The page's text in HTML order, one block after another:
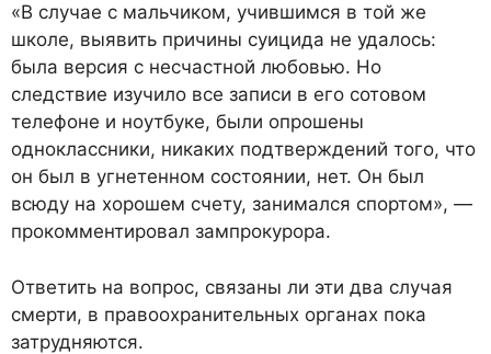
«В случае с мальчиком, учившимся в той же
школе, выявить причины суицида не удалось:
была версия с несчастной любовью. Но
следствие изучило все записи в его сотовом
телефоне и ноутбуке, были опрошены
одноклассники, никаких подтверждений того, что
он был в угнетенном состоянии, нет. Он был
всюду на хорошем счету, занимался спортом», —
прокомментировал зампрокурора.
Ответить на вопрос, связаны ли эти два случая
смерти, в правоохранительных органах пока
затрудняются.